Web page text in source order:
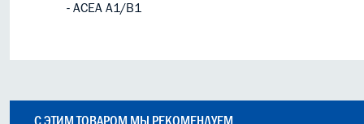
- ACEA A1/B1
С ЭТИМ ТОВАРОМ МЫ РЕКОМЕНДУЕМ